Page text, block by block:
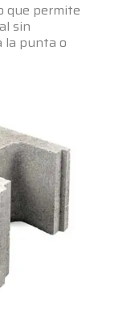
que permite
sin
la punta o